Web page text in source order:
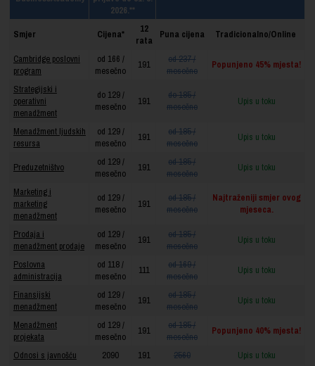
2026.**
Smjer
Cijena*
12
rata
Puna cijena Tradicionalno/Online
Cambridge poslovni
program
od 166 /
mesečno
191
od 237 /
mesečno
Popunjeno 45% mjesta!
Strategijski i
operativni
menadžment
do 129 /
mesečno
191
do 185 /
mesečno
Upis u toku
Menadžment ljudskih
resursa
od 129 /
mesečno
191
od 185 /
mesečno
Upis u toku
Preduzetništvo
od 129 /
mesečno
191
od 185 /
mesečno
Upis u toku
Marketing i
marketing
menadžment
od 129 /
mesečno
191
od 185 /
mesečno
Najtraženiji smjer ovog
mjeseca.
Prodaja i
menadžment prodaje
od 129 /
mesečno
191
od 185 /
mesečno
Upis u toku
Poslovna
administracija
od 118 /
mesečno
111
od 169 /
mesečno
Upis u toku
Finansijski
menadžment
od 129 /
mesečno
191
od 185 /
mesečno
Upis u toku
Menadžment
projekata
od 129 /
mesečno
191
od 185 /
mesečno
Popunjeno 40% mjesta!
Odnosi s javnošću 2090 191 2560
Upis u toku